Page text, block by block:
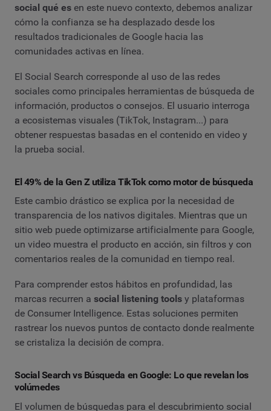
social qué es en este nuevo contexto, debemos analizar
cómo la confianza se ha desplazado desde los
resultados tradicionales de Google hacia las
comunidades activas en línea.
El Social Search corresponde al uso de las redes
sociales como principales herramientas de búsqueda de
información, productos o consejos. El usuario interroga
a ecosistemas visuales (TikTok, Instagram...) para
obtener respuestas basadas en el contenido en video y
la prueba social.
El 49% de la Gen Z utiliza TikTok como motor de búsqueda
Este cambio drástico se explica por la necesidad de
transparencia de los nativos digitales. Mientras que un
sitio web puede optimizarse artificialmente para Google,
un video muestra el producto en acción, sin filtros y con
comentarios reales de la comunidad en tiempo real.
Para comprender estos hábitos en profundidad, las
marcas recurren a social listening tools y plataformas
de Consumer Intelligence. Estas soluciones permiten
rastrear los nuevos puntos de contacto donde realmente
se cristaliza la decisión de compra.
Social Search vs Búsqueda en Google: Lo que revelan los
volúmedes
El volumen de búsquedas para el descubrimiento social